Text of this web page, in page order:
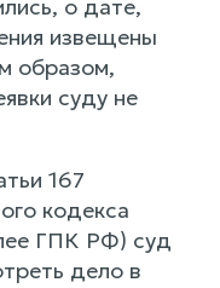
о дате,
извещены
образом,
суду не
167
кодекса
ГПК РФ) суд
дело в